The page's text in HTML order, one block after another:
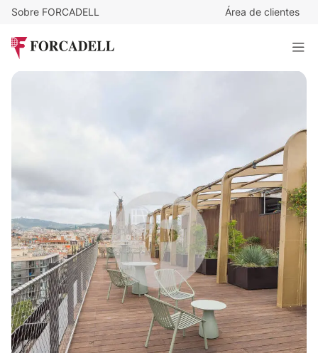
Sobre FORCADELL Área de clientes
MONUMENTO
672 m²